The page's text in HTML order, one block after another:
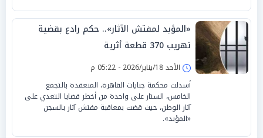
«المؤبد لمفتش الآثار».. حكم رادع بقضية
تهريب 370 قطعة أثرية
الأحد 18/يناير/2026 - 05:22 م
أسدلت محكمة جنايات القاهرة، المنعقدة بالتجمع
الخامس، الستار على واحدة من أخطر قضايا التعدي على
آثار الوطن، حيث قضت بمعاقبة مفتش آثار بالسجن
«المؤبد».